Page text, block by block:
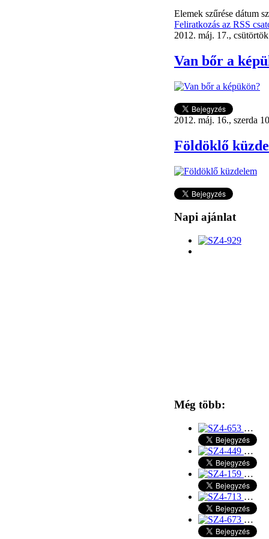
Elemek szűrése dátum
Feliratkozás az RSS
2012. máj. 17.,
Van bőr a
2012. máj. 16., szerda
Földöklő
Napi ajánlat
Még több:
…
…
…
…
…